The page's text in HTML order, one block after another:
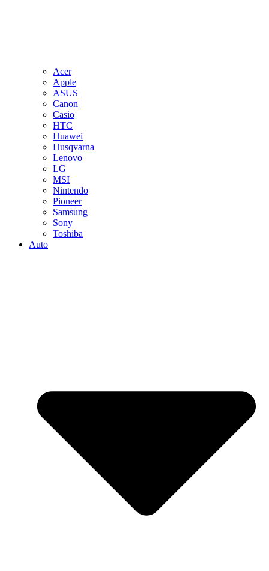
Acer
Apple
ASUS
Canon
Casio
HTC
Huawei
Husqvarna
Lenovo
LG
MSI
Nintendo
Pioneer
Samsung
Sony
Toshiba
Auto